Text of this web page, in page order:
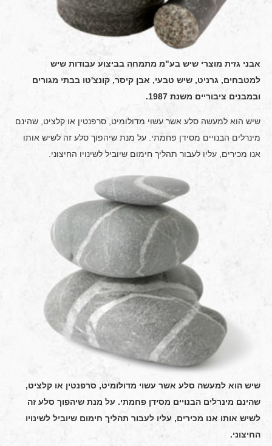
אבני גזית מוצרי שיש בע"מ מתמחה בביצוע עבודות שיש
למטבחים, גרניט, שיש טבעי, אבן קיסר, קונצ'טו בבתי מגורים
ובמבנים ציבוריים משנת 1987.
שיש הוא למעשה סלע אשר עשוי מדולומיט, סרפנטין או קלציט, שהינם
מינרלים הבנויים מסידן פחמתי. על מנת שיהפוך סלע זה לשיש אותו
אנו מכירים, עליו לעבור תהליך חימום שיוביל לשינויו החיצוני.
שיש הוא למעשה סלע אשר עשוי מדולומיט, סרפנטין או קלציט,
שהינם מינרלים הבנויים מסידן פחמתי. על מנת שיהפוך סלע זה
לשיש אותו אנו מכירים, עליו לעבור תהליך חימום שיוביל לשינויו
החיצוני.